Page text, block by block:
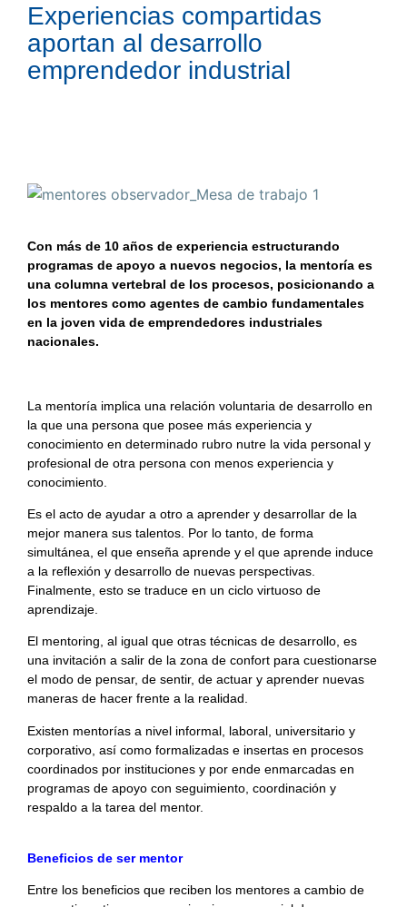
Experiencias compartidas
aportan al desarrollo
emprendedor industrial
Con más de 10 años de experiencia estructurando
programas de apoyo a nuevos negocios, la mentoría es
una columna vertebral de los procesos, posicionando a
los mentores como agentes de cambio fundamentales
en la joven vida de emprendedores industriales
nacionales.
La mentoría implica una relación voluntaria de desarrollo en
la que una persona que posee más experiencia y
conocimiento en determinado rubro nutre la vida personal y
profesional de otra persona con menos experiencia y
conocimiento.
Es el acto de ayudar a otro a aprender y desarrollar de la
mejor manera sus talentos. Por lo tanto, de forma
simultánea, el que enseña aprende y el que aprende induce
a la reflexión y desarrollo de nuevas perspectivas.
Finalmente, esto se traduce en un ciclo virtuoso de
aprendizaje.
El mentoring, al igual que otras técnicas de desarrollo, es
una invitación a salir de la zona de confort para cuestionarse
el modo de pensar, de sentir, de actuar y aprender nuevas
maneras de hacer frente a la realidad.
Existen mentorías a nivel informal, laboral, universitario y
corporativo, así como formalizadas e insertas en procesos
coordinados por instituciones y por ende enmarcadas en
programas de apoyo con seguimiento, coordinación y
respaldo a la tarea del mentor.
Beneficios de ser mentor
Entre los beneficios que reciben los mentores a cambio de